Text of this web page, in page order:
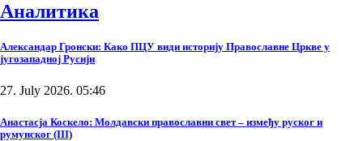
Аналитика
Александар Гронски: Како ПЦУ види историју Православне Цркве у
југозападној Русији
27. July 2026. 05:46
Анастасја Коскело: Молдавски православни свет – између руског и
румунског (III)